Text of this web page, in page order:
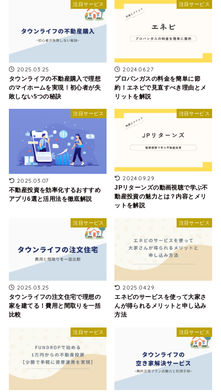
注目サービス
2025.03.25
タウンライフの不動産購入で理想
のマイホームを実現！初心者が失
敗しない5つの秘訣
注目サービス
2024.06.27
プロパンガスの料金を簡単に節
約！エネピで見直すべき理由とメ
リットを解説
注目サービス
2025.03.07
不動産投資を効率化するおすすめ
アプリ6選と活用法を徹底解説
注目サービス
2024.09.29
JPリターンズの動画視聴で学ぶ不
動産投資の魅力とは？内容とメリ
ットを解説
注目サービス
2025.03.25
タウンライフの注文住宅で理想の
家を建てる！費用と間取りを一括
比較
注目サービス
2025.04.29
エネピのサービスを使って大家さ
んが得られるメリットと申し込み
方法
注目サービス 注目サービス